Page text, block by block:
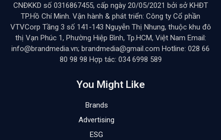
CNĐKKD số 0316867455, cấp ngày 20/05/2021 bởi sở KHĐT
TP.Hồ Chí Minh. Vận hành & phát triển: Công ty Cổ phần
VTVCorp Tầng 3 số 141-143 Nguyễn Thị Nhung, thuộc khu đô
thị Vạn Phúc 1, Phường Hiệp Bình, Tp.HCM, Việt Nam Email:
info@brandmedia.vn; brandmedia@gmail.com Hotline: 028 66
80 98 98 Hợp tác: 034 6998 589
You Might Like
Brands
Advertising
ESG